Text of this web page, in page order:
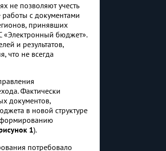
не позволяют учесть
с документами
принявших
«Электронный бюджет».
и результатов,
что не всегда
Фактически
документов,
в новой структуре
формированию
1).
потребовало